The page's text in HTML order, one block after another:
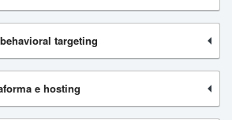
targeting
e hosting